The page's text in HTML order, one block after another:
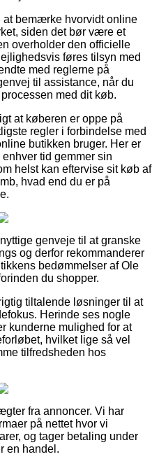
bemærke hvorvidt online
siden det bør være et
overholder den officielle
føres tilsyn med
med reglerne på
til assistance, når du
med dit køb.
at køberen er oppe på
regler i forbindelse med
butikken bruger. Her er
tid gemmer sin
helst kan eftervise sit køb af
hvad end du er på
genveje til at granske
og derfor rekommanderer
bedømmelser af Ole
du shopper.
tiltalende løsninger til at
Herinde ses nogle
kunderne mulighed for at
hvilket lige så vel
tilfredsheden hos
fra annoncer. Vi har
på nettet hvor vi
og tager betaling under
en handel.